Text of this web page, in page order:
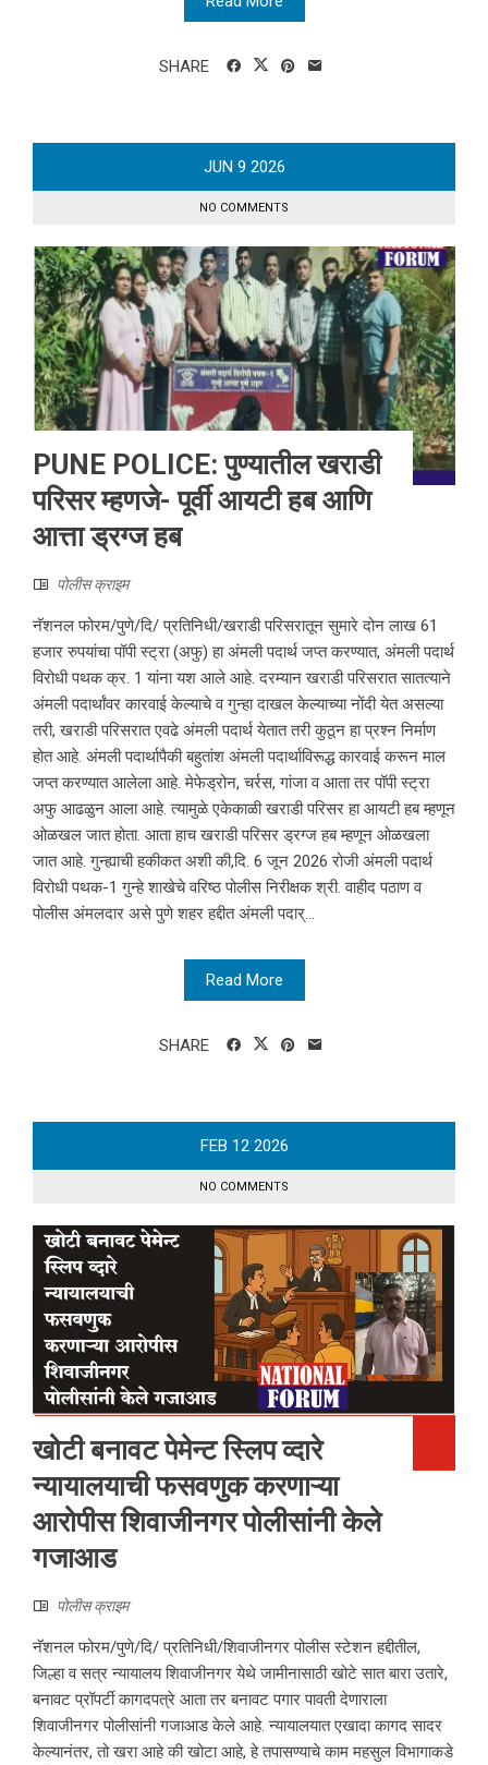
SHARE
JUN 9 2026
NO COMMENTS
PUNE POLICE: पुण्यातील खराडी
परिसर म्हणजे- पूर्वी आयटी हब आणि
आत्ता ड्रग्ज हब
पोलीस क्राइम
नॅशनल फोरम/पुणे/दि/ प्रतिनिधी/खराडी परिसरातून सुमारे दोन लाख 61
हजार रुपयांचा पॉपी स्ट्रा (अफु) हा अंमली पदार्थ जप्त करण्यात, अंमली पदार्थ
विरोधी पथक क्र. 1 यांना यश आले आहे. दरम्यान खराडी परिसरात सातत्याने
अंमली पदार्थांवर कारवाई केल्याचे व गुन्हा दाखल केल्याच्या नोंदी येत असल्या
तरी, खराडी परिसरात एवढे अंमली पदार्थ येतात तरी कुठून हा प्रश्न निर्माण
होत आहे. अंमली पदार्थापैकी बहुतांश अंमली पदार्थाविरूद्ध कारवाई करून माल
जप्त करण्यात आलेला आहे. मेफेड्रोन, चर्रस, गांजा व आता तर पॉपी स्ट्रा
अफु आढळुन आला आहे. त्यामुळे एकेकाळी खराडी परिसर हा आयटी हब म्हणून
ओळखल जात होता. आता हाच खराडी परिसर ड्रग्ज हब म्हणून ओळखला
जात आहे. गुन्ह्याची हकीकत अशी की,दि. 6 जून 2026 रोजी अंमली पदार्थ
विरोधी पथक-1 गुन्हे शाखेचे वरिष्ठ पोलीस निरीक्षक श्री. वाहीद पठाण व
पोलीस अंमलदार असे पुणे शहर हद्दीत अंमली पदार्...
Read More
SHARE
FEB 12 2026
NO COMMENTS
खोटी बनावट पेमेन्ट स्लिप व्दारे
न्यायालयाची फसवणुक करणाऱ्या
आरोपीस शिवाजीनगर पोलीसांनी केले
गजाआड
पोलीस क्राइम
नॅशनल फोरम/पुणे/दि/ प्रतिनिधी/शिवाजीनगर पोलीस स्टेशन हद्दीतील,
जिल्हा व सत्र न्यायालय शिवाजीनगर येथे जामीनासाठी खोटे सात बारा उतारे,
बनावट प्रॉपर्टी कागदपत्रे आता तर बनावट पगार पावती देणाराला
शिवाजीनगर पोलीसांनी गजाआड केले आहे. न्यायालयात एखादा कागद सादर
केल्यानंतर, तो खरा आहे की खोटा आहे, हे तपासण्याचे काम महसुल विभागाकडे